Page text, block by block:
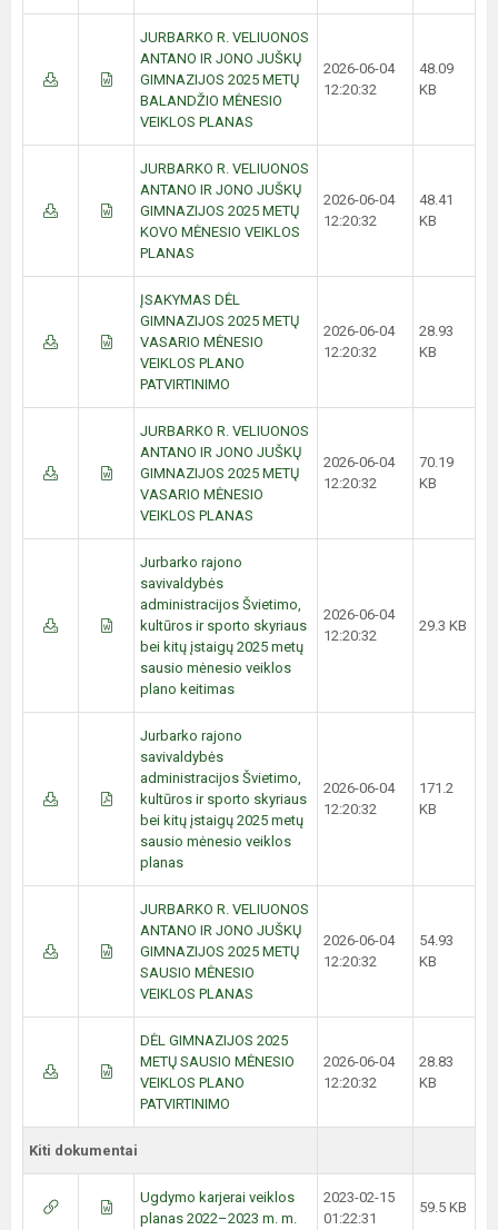
JURBARKO R. VELIUONOS
ANTANO IR JONO JUŠKŲ
GIMNAZIJOS 2025 METŲ
BALANDŽIO MĖNESIO
VEIKLOS PLANAS
2026-06-04
12:20:32
48.09
KB
JURBARKO R. VELIUONOS
ANTANO IR JONO JUŠKŲ
GIMNAZIJOS 2025 METŲ
KOVO MĖNESIO VEIKLOS
PLANAS
2026-06-04
12:20:32
48.41
KB
ĮSAKYMAS DĖL
GIMNAZIJOS 2025 METŲ
VASARIO MĖNESIO
VEIKLOS PLANO
PATVIRTINIMO
2026-06-04
12:20:32
28.93
KB
JURBARKO R. VELIUONOS
ANTANO IR JONO JUŠKŲ
GIMNAZIJOS 2025 METŲ
VASARIO MĖNESIO
VEIKLOS PLANAS
2026-06-04
12:20:32
70.19
KB
Jurbarko rajono
savivaldybės
administracijos Švietimo,
kultūros ir sporto skyriaus
bei kitų įstaigų 2025 metų
sausio mėnesio veiklos
plano keitimas
2026-06-04
12:20:32
29.3 KB
Jurbarko rajono
savivaldybės
administracijos Švietimo,
kultūros ir sporto skyriaus
bei kitų įstaigų 2025 metų
sausio mėnesio veiklos
planas
2026-06-04
12:20:32
171.2
KB
JURBARKO R. VELIUONOS
ANTANO IR JONO JUŠKŲ
GIMNAZIJOS 2025 METŲ
SAUSIO MĖNESIO
VEIKLOS PLANAS
2026-06-04
12:20:32
54.93
KB
DĖL GIMNAZIJOS 2025
METŲ SAUSIO MĖNESIO
VEIKLOS PLANO
PATVIRTINIMO
2026-06-04
12:20:32
28.83
KB
Kiti dokumentai
Ugdymo karjerai veiklos
planas 2022–2023 m. m.
2023-02-15
01:22:31
59.5 KB